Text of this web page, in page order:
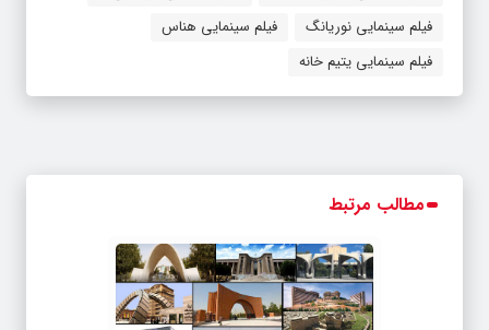
فیلم سینمایی نوریانگ
فیلم سینمایی هناس
فیلم سینمایی یتیم خانه
مطالب مرتبط